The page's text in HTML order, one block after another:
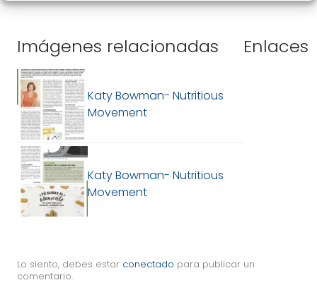
Imágenes relacionadas
Katy Bowman- Nutritious
Movement
Katy Bowman- Nutritious
Movement
Enlaces
Lo siento, debes estar conectado para publicar un
comentario.